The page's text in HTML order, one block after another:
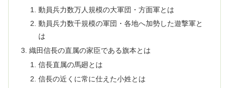
動員兵力数万人規模の大軍団・方面軍とは
動員兵力数千規模の軍団・各地へ加勢した遊撃軍と
は
織田信長の直属の家臣である旗本とは
信長直属の馬廻とは
信長の近くに常に仕えた小姓とは